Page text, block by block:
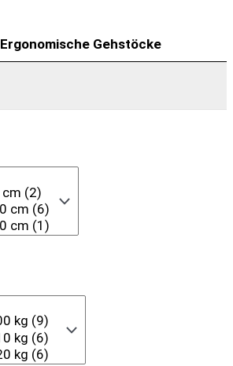
Ergonomische Gehstöcke